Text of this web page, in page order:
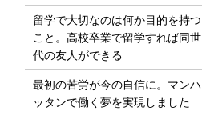
留学で大切なのは何か目的を持つ
こと。高校卒業で留学すれば同世
代の友人ができる
最初の苦労が今の自信に。マンハ
ッタンで働く夢を実現しました